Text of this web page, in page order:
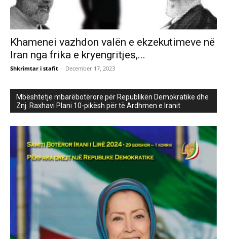
Khamenei vazhdon valën e ekzekutimeve në
Iran nga frika e kryengritjes,...
Shkrimtar i stafit - December 17, 2023
Mbështetje mbarëbotërore për Republikën Demokratike dhe
Znj. Raxhavi Plani 10-pikësh për të Ardhmen e Iranit